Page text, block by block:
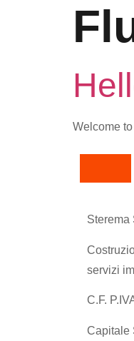
Welcome
Sterema
servizi
C.F.
Capitale